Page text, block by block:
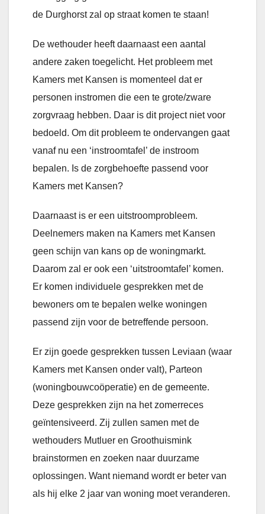
de Durghorst zal op straat komen te staan!
De wethouder heeft daarnaast een aantal
andere zaken toegelicht. Het probleem met
Kamers met Kansen is momenteel dat er
personen instromen die een te grote/zware
zorgvraag hebben. Daar is dit project niet voor
bedoeld. Om dit probleem te ondervangen gaat
vanaf nu een ‘instroomtafel’ de instroom
bepalen. Is de zorgbehoefte passend voor
Kamers met Kansen?
Daarnaast is er een uitstroomprobleem.
Deelnemers maken na Kamers met Kansen
geen schijn van kans op de woningmarkt.
Daarom zal er ook een ‘uitstroomtafel’ komen.
Er komen individuele gesprekken met de
bewoners om te bepalen welke woningen
passend zijn voor de betreffende persoon.
Er zijn goede gesprekken tussen Leviaan (waar
Kamers met Kansen onder valt), Parteon
(woningbouwcoöperatie) en de gemeente.
Deze gesprekken zijn na het zomerreces
geïntensiveerd. Zij zullen samen met de
wethouders Mutluer en Groothuismink
brainstormen en zoeken naar duurzame
oplossingen. Want niemand wordt er beter van
als hij elke 2 jaar van woning moet veranderen.